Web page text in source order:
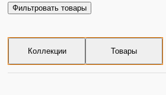
Фильтровать товары
Коллекции Товары